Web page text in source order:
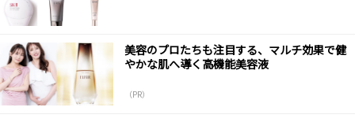
美容のプロたちも注目する、マルチ効果で健
やかな肌へ導く高機能美容液
（PR）